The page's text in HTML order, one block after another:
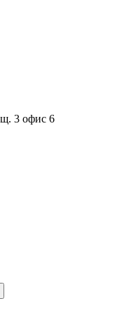
3 офис 6